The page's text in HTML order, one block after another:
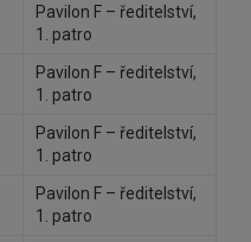
Pavilon F – ředitelství,
1. patro
Pavilon F – ředitelství,
1. patro
Pavilon F – ředitelství,
1. patro
Pavilon F – ředitelství,
1. patro